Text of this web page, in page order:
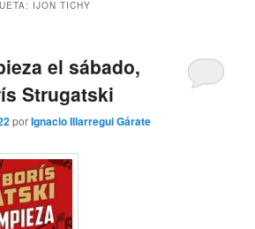
IJON TICHY
el sábado,
Strugatski
porIgnacio Illarregui Gárate